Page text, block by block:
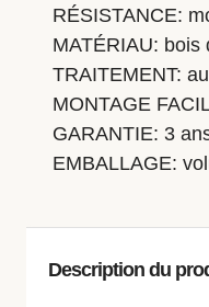
RÉSISTANCE:
MATÉRIAU: bois
TRAITEMENT:
MONTAGE
GARANTIE: 3
EMBALLAGE:
Description du